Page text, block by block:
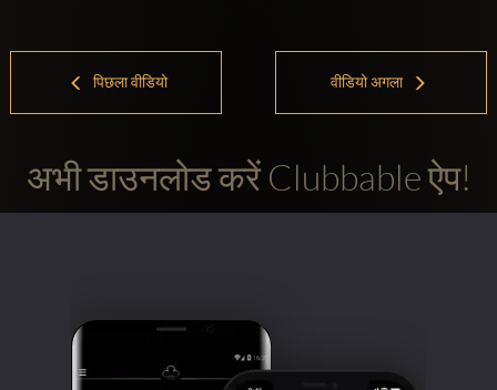
पिछला वीडियो वीडियो अगला
अभी डाउनलोड करें Clubbable ऐप!